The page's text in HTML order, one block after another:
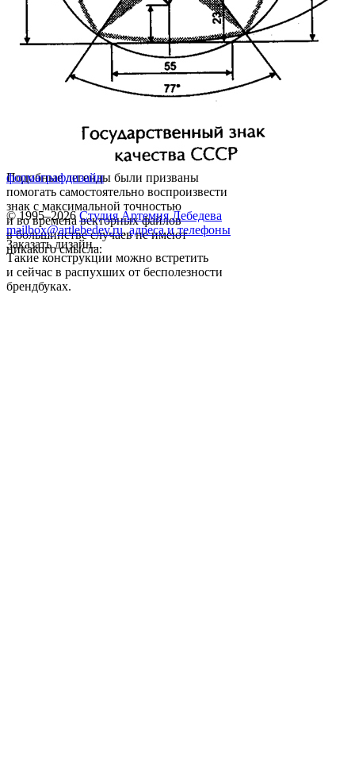
Подобные легенды были призваны
помогать самостоятельно воспроизвести
знак с максимальной точностью
и во времена векторных файлов
в большинстве случаев не имеют
никакого смысла.
Такие конструкции можно встретить
и сейчас в распухших от бесполезности
брендбуках.
формаграфдизайн
© 1995–2026 Студия Артемия Лебедева
mailbox@artlebedev.ru, адреса и телефоны
Заказать дизайн...